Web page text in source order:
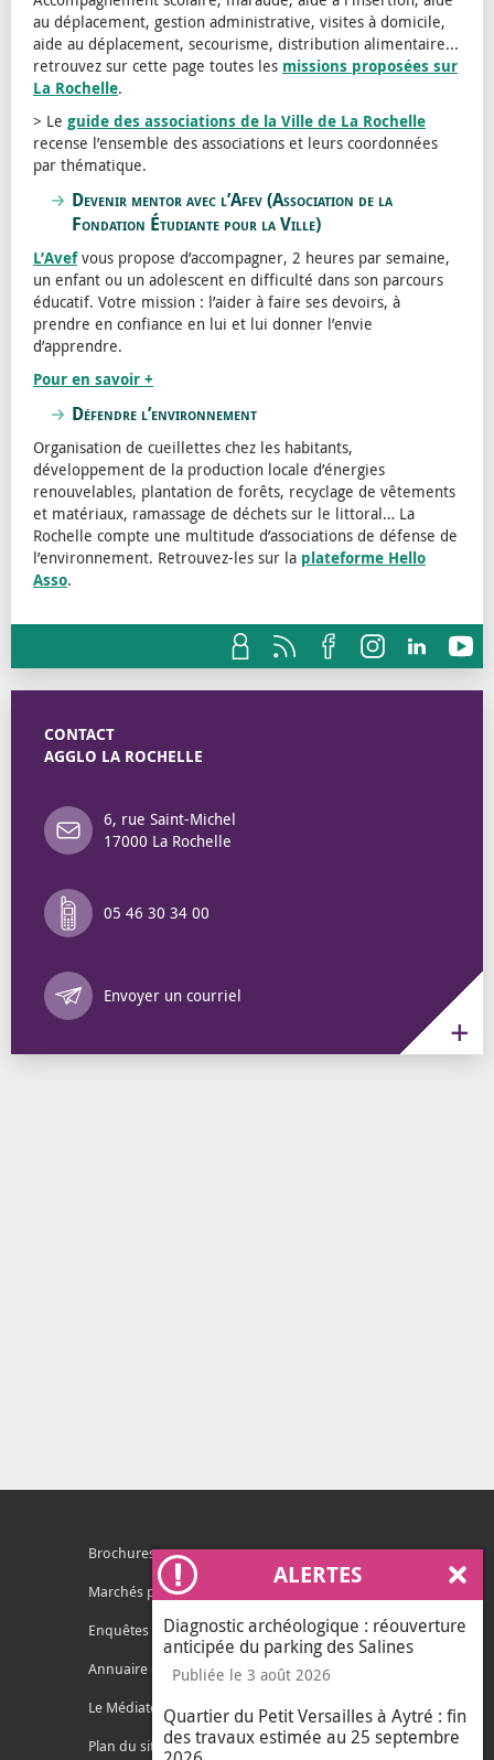
ALERTES
Diagnostic archéologique : réouverture
anticipée du parking des Salines
Publiée le 3 août 2026
Quartier du Petit Versailles à Aytré : fin
des travaux estimée au 25 septembre
au déplacement, gestion administrative, visites à domicile,
aide au déplacement, secourisme, distribution alimentaire...
retrouvez sur cette page toutes les missions proposées sur
La Rochelle.
> Le guide des associations de la Ville de La Rochelle
recense l’ensemble des associations et leurs coordonnées
par thématique.
Devenir mentor avec l’Afev (Association de la
Fondation Étudiante pour la Ville)
L’Avefvous propose d’accompagner, 2 heures par semaine,
un enfant ou un adolescent en difficulté dans son parcours
éducatif. Votre mission : l’aider à faire ses devoirs, à
prendre en confiance en lui et lui donner l’envie
d’apprendre.
Pour en savoir +
Défendre l’environnement
Organisation de cueillettes chez les habitants,
développement de la production locale d’énergies
renouvelables, plantation de forêts, recyclage de vêtements
et matériaux, ramassage de déchets sur le littoral… La
Rochelle compte une multitude d’associations de défense de
l’environnement. Retrouvez-les sur la plateforme Hello
Asso.
CONTACT
AGGLO LA ROCHELLE
6, rue Saint-Michel
17000 La Rochelle
05 46 30 34 00
Envoyer un courriel
Annuaire
Brochures
Marchés publics
Enquêtes publiques
Annuaire des services
Le Médiateur de l'Agglo
Plan du site